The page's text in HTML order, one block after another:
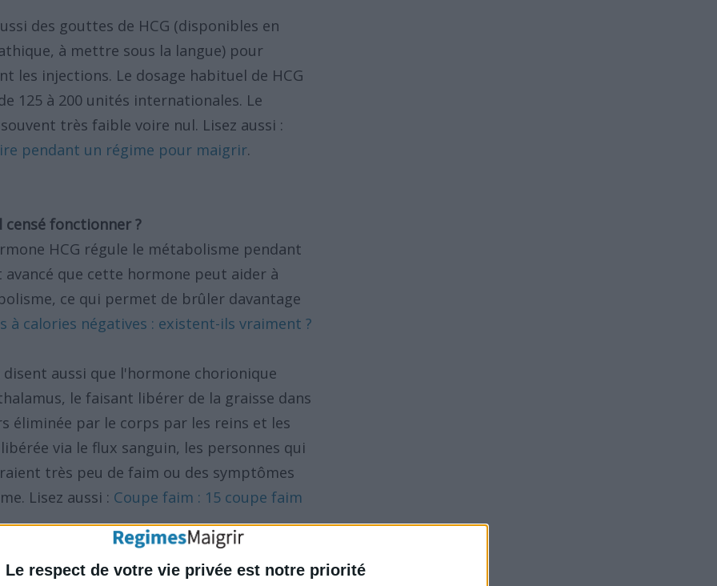
Le respect de votre vie privée est notre priorité
des gouttes de HCG (disponibles en
à mettre sous la langue) pour
les injections. Le dosage habituel de HCG
125 à 200 unités internationales. Le
très faible voire nul. Lisez aussi :
pendant un régime pour maigrir.
censé fonctionner ?
HCG régule le métabolisme pendant
avancé que cette hormone peut aider à
ce qui permet de brûler davantage
à calories négatives : existent-ils vraiment ?
aussi que l'hormone chorionique
le faisant libérer de la graisse dans
éliminée par le corps par les reins et les
via le flux sanguin, les personnes qui
très peu de faim ou des symptômes
Lisez aussi : Coupe faim : 15 coupe faim
scientifique sérieuse n'a pu montrer la